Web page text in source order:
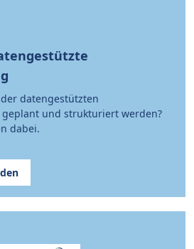
datengestützten
und strukturiert werden?
dabei.